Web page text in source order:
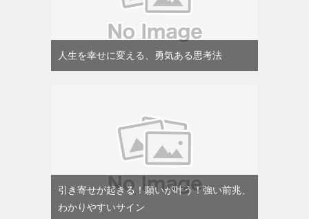
人生を幸せに変える、勇気ある思考法
引き寄せが起きる！願いが叶う！強い前兆、
わかりやすいサイン